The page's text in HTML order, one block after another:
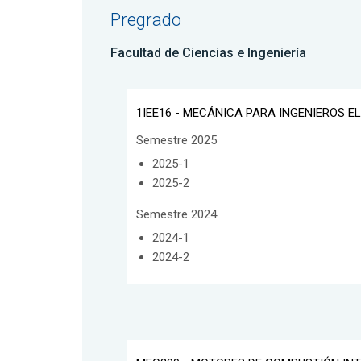
Pregrado
Facultad de Ciencias e Ingeniería
1IEE16 - MECÁNICA PARA INGENIEROS
Semestre 2025
2025-1
2025-2
Semestre 2024
2024-1
2024-2